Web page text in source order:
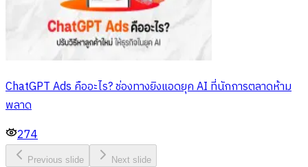
ChatGPT Ads คืออะไร? ช่องทางยิงแอดยุค AI ที่นักการตลาดห้าม
พลาด
274
Previous slide Next slide